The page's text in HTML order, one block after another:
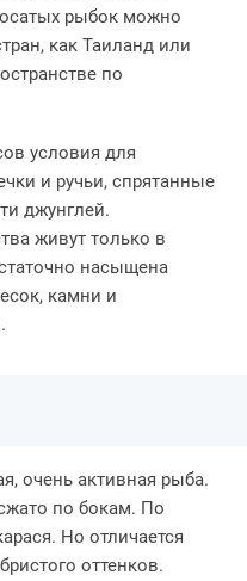
рыбок можно
как Таиланд или
по
условия для
и ручьи, спрятанные
джунглей.
живут только в
насыщена
камни и
очень активная рыба.
по бокам. По
Но отличается
оттенков.